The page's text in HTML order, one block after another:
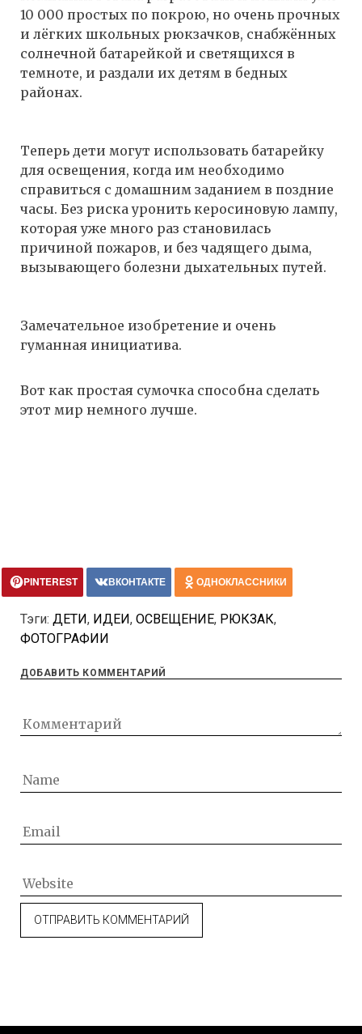
10 000 простых по покрою, но очень прочных
и лёгких школьных рюкзачков, снабжённых
солнечной батарейкой и светящихся в
темноте, и раздали их детям в бедных
районах.
Теперь дети могут использовать батарейку
для освещения, когда им необходимо
справиться с домашним заданием в поздние
часы. Без риска уронить керосиновую лампу,
которая уже много раз становилась
причиной пожаров, и без чадящего дыма,
вызывающего болезни дыхательных путей.
Замечательное изобретение и очень
гуманная инициатива.
Вот как простая сумочка способна сделать
этот мир немного лучше.
PINTEREST ВКОНТАКТЕ ОДНОКЛАССНИКИ
Тэги: ДЕТИ, ИДЕИ, ОСВЕЩЕНИЕ, РЮКЗАК,
ФОТОГРАФИИ
ДОБАВИТЬ КОММЕНТАРИЙ